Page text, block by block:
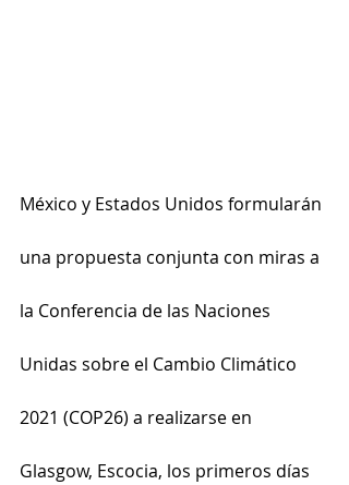
México y Estados Unidos formularán
una propuesta conjunta con miras a
la Conferencia de las Naciones
Unidas sobre el Cambio Climático
2021 (COP26) a realizarse en
Glasgow, Escocia, los primeros días